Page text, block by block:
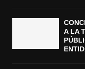
A LA